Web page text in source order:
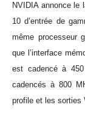
NVIDIA annonce le
10 d’entrée de
même processeur
que l’interface
est cadencé à
cadencés à 800
profile et les sorties